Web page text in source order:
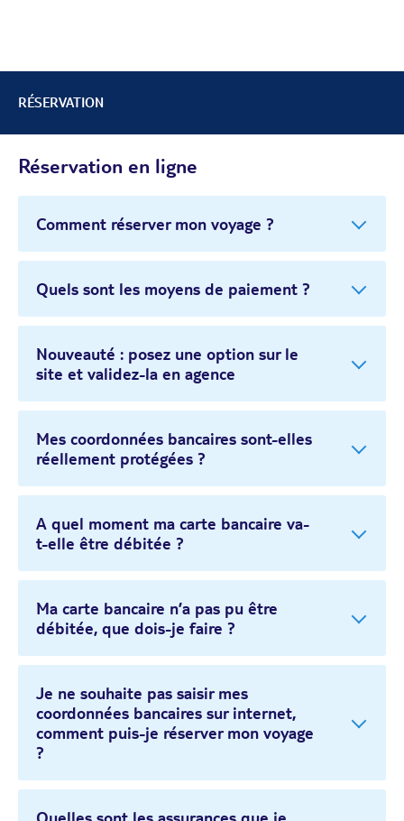
RÉSERVATION
Réservation en ligne
Comment réserver mon voyage ?
Quels sont les moyens de paiement ?
Nouveauté : posez une option sur le
site et validez-la en agence
Mes coordonnées bancaires sont-elles
réellement protégées ?
A quel moment ma carte bancaire va-
t-elle être débitée ?
Ma carte bancaire n’a pas pu être
débitée, que dois-je faire ?
Je ne souhaite pas saisir mes
coordonnées bancaires sur internet,
comment puis-je réserver mon voyage
?